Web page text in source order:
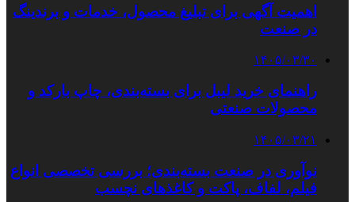
اهمیت آگهی برای تبلیغ محصول، خدمات و برندینگ
در صنعت
۱۴۰۵/۰۳/۳۰
راهنمای خرید لیبل برای بسته‌بندی، چاپ بارکد و
محصولات صنعتی
۱۴۰۵/۰۳/۲۱
نوآوری در صنعت بسته‌بندی؛ بررسی تخصصی انواع
فیلم، لفاف، پاکت و کاغذهای نچسب